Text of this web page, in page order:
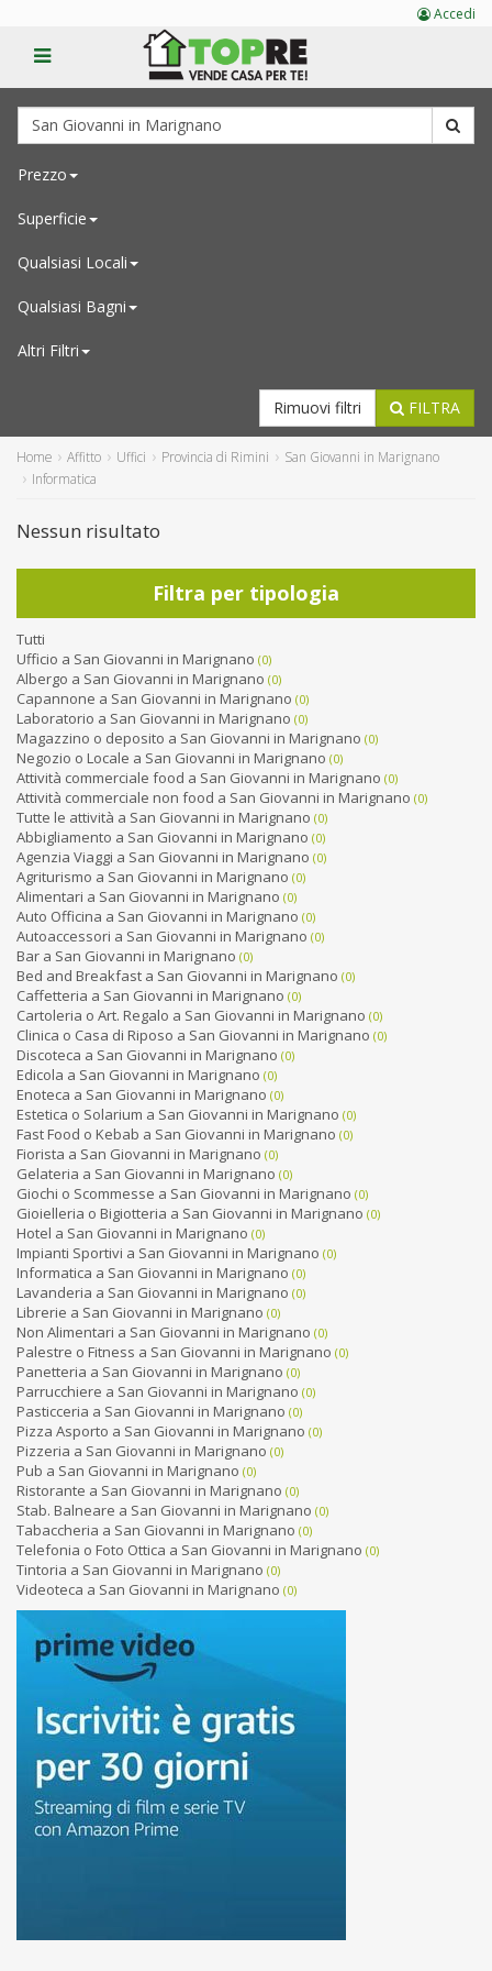
Prezzo
Superficie
Qualsiasi Locali
Qualsiasi Bagni
Altri Filtri
FILTRA
Rimuovi filtri
Home Affitto Uffici Provincia di Rimini
San Giovanni in Marignano
Informatica
Nessun risultato
Filtra per tipologia
Tutti
Ufficio a San Giovanni in Marignano (0)
Albergo a San Giovanni in Marignano (0)
Capannone a San Giovanni in Marignano (0)
Laboratorio a San Giovanni in Marignano (0)
Magazzino o deposito a San Giovanni in Marignano (0)
Negozio o Locale a San Giovanni in Marignano (0)
Attività commerciale food a San Giovanni in Marignano (0)
Attività commerciale non food a San Giovanni in Marignano (0)
Tutte le attività a San Giovanni in Marignano (0)
Abbigliamento a San Giovanni in Marignano (0)
Agenzia Viaggi a San Giovanni in Marignano (0)
Agriturismo a San Giovanni in Marignano (0)
Alimentari a San Giovanni in Marignano (0)
Auto Officina a San Giovanni in Marignano (0)
Autoaccessori a San Giovanni in Marignano (0)
Bar a San Giovanni in Marignano (0)
Bed and Breakfast a San Giovanni in Marignano (0)
Caffetteria a San Giovanni in Marignano (0)
Cartoleria o Art. Regalo a San Giovanni in Marignano (0)
Clinica o Casa di Riposo a San Giovanni in Marignano (0)
Discoteca a San Giovanni in Marignano (0)
Edicola a San Giovanni in Marignano (0)
Enoteca a San Giovanni in Marignano (0)
Estetica o Solarium a San Giovanni in Marignano (0)
Fast Food o Kebab a San Giovanni in Marignano (0)
Fiorista a San Giovanni in Marignano (0)
Gelateria a San Giovanni in Marignano (0)
Giochi o Scommesse a San Giovanni in Marignano (0)
Gioielleria o Bigiotteria a San Giovanni in Marignano (0)
Hotel a San Giovanni in Marignano (0)
Impianti Sportivi a San Giovanni in Marignano (0)
Informatica a San Giovanni in Marignano (0)
Lavanderia a San Giovanni in Marignano (0)
Librerie a San Giovanni in Marignano (0)
Non Alimentari a San Giovanni in Marignano (0)
Palestre o Fitness a San Giovanni in Marignano (0)
Panetteria a San Giovanni in Marignano (0)
Parrucchiere a San Giovanni in Marignano (0)
Pasticceria a San Giovanni in Marignano (0)
Pizza Asporto a San Giovanni in Marignano (0)
Pizzeria a San Giovanni in Marignano (0)
Pub a San Giovanni in Marignano (0)
Ristorante a San Giovanni in Marignano (0)
Stab. Balneare a San Giovanni in Marignano (0)
Tabaccheria a San Giovanni in Marignano (0)
Telefonia o Foto Ottica a San Giovanni in Marignano (0)
Tintoria a San Giovanni in Marignano (0)
Videoteca a San Giovanni in Marignano (0)
Accedi